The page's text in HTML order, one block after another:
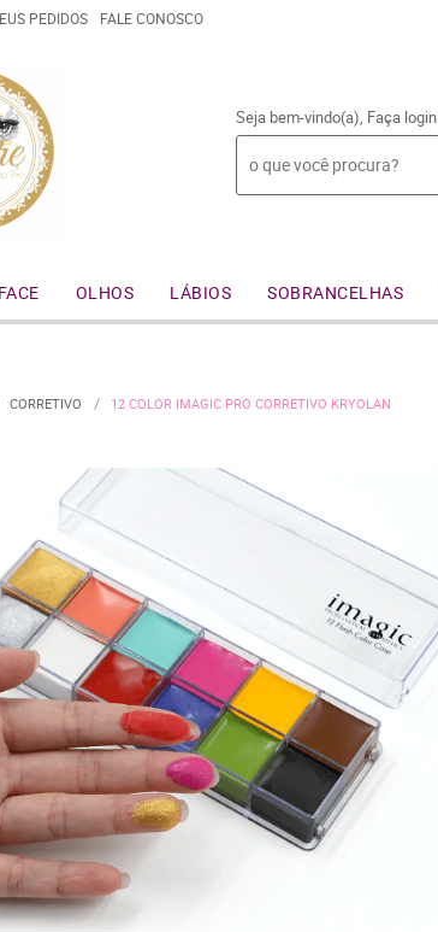
PEDIDOS FALE CONOSCO
Seja bem-vindo(a), Faça login
FACE OLHOS LÁBIOS SOBRANCELHAS
CORRETIVO 12 COLOR IMAGIC PRO CORRETIVO KRYOLAN